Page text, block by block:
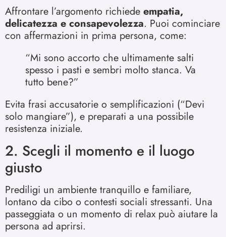
Affrontare l’argomento richiede empatia,
delicatezza e consapevolezza. Puoi cominciare
con affermazioni in prima persona, come:
“Mi sono accorto che ultimamente salti
spesso i pasti e sembri molto stanca. Va
tutto bene?”
Evita frasi accusatorie o semplificazioni (“Devi
solo mangiare”), e preparati a una possibile
resistenza iniziale.
2. Scegli il momento e il luogo
giusto
Prediligi un ambiente tranquillo e familiare,
lontano da cibo o contesti sociali stressanti. Una
passeggiata o un momento di relax può aiutare la
persona ad aprirsi.